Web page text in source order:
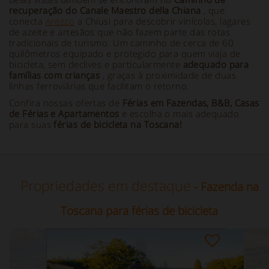
recuperação do Canale Maestro della Chiana , que
conecta Arezzo a Chiusi para descobrir vinícolas, lagares
de azeite e artesãos que não fazem parte das rotas
tradicionais de turismo. Um caminho de cerca de 60
quilômetros equipado e protegido para quem viaja de
bicicleta, sem declives e particularmente adequado para
famílias com crianças , graças à proximidade de duas
linhas ferroviárias que facilitam o retorno.
Confira nossas ofertas de Férias em Fazendas, B&B, Casas
de Férias e Apartamentos e escolha o mais adequado
para suas férias de bicicleta na Toscana!
Propriedades em destaque - Fazenda na
Toscana para férias de bicicleta